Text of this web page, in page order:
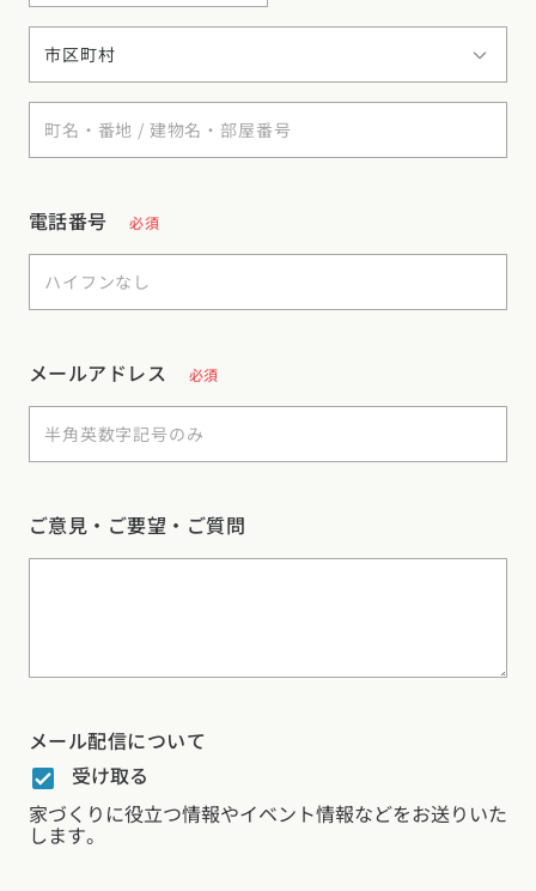
電話番号 必須
メールアドレス 必須
ご意見・ご要望・ご質問
メール配信について
受け取る
家づくりに役立つ情報やイベント情報などをお送りいた
します。